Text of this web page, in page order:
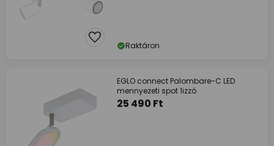
Raktáron
EGLO connect Palombare-C LED
mennyezeti spot 1izzó
25 490 Ft